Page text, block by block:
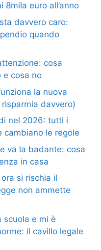
8mila euro all’anno
davvero caro:
quando
cosa
e cosa no
la nuova
davvero)
nel 2026: tutti i
cambiano le regole
va la badante: cosa
in casa
si rischia il
non ammette
scuola e mi è
il cavillo legale